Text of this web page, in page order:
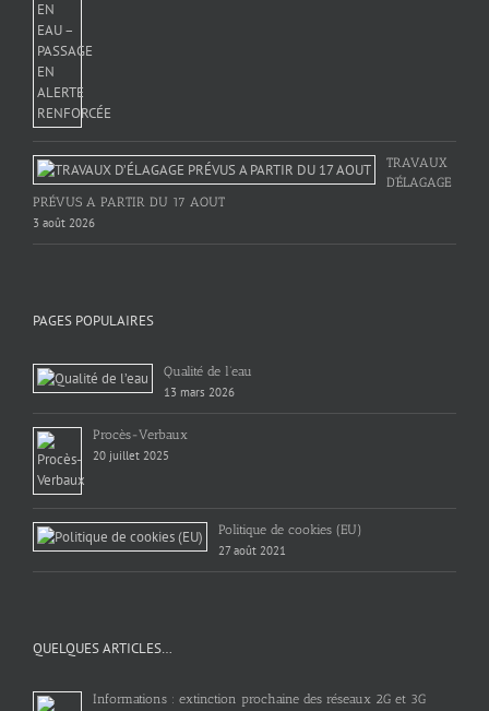
TRAVAUX
D’ÉLAGAGE
PRÉVUS A PARTIR DU 17 AOUT
3 août 2026
PAGES POPULAIRES
Qualité de l’eau
13 mars 2026
Procès-Verbaux
20 juillet 2025
Politique de cookies (EU)
27 août 2021
QUELQUES ARTICLES…
Informations : extinction prochaine des réseaux 2G et 3G